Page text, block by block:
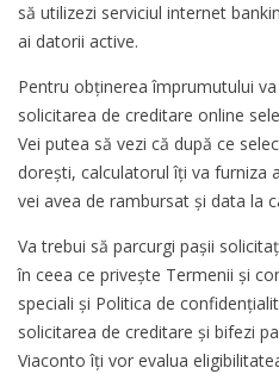
să utilizezi serviciul internet
ai datorii active.
Pentru obţinerea împrumutului
solicitarea de creditare online
Vei putea să vezi că după ce
doreşti, calculatorul îţi va
vei avea de rambursat și data la
Va trebui să parcurgi paşii
în ceea ce priveşte Termenii și
speciali și Politica de
solicitarea de creditare şi bifezi
Viaconto îţi vor evalua